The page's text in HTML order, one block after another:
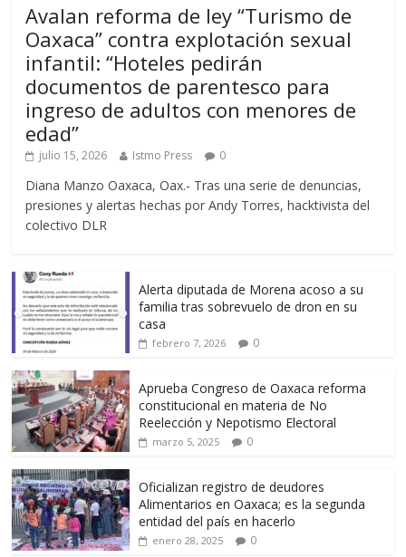
Avalan reforma de ley “Turismo de
Oaxaca” contra explotación sexual
infantil: “Hoteles pedirán
documentos de parentesco para
ingreso de adultos con menores de
edad”
julio 15, 2026 Istmo Press 0
Diana Manzo Oaxaca, Oax.- Tras una serie de denuncias,
presiones y alertas hechas por Andy Torres, hacktivista del
colectivo DLR
Alerta diputada de Morena acoso a su
familia tras sobrevuelo de dron en su
casa
febrero 7, 2026 0
Aprueba Congreso de Oaxaca reforma
constitucional en materia de No
Reelección y Nepotismo Electoral
marzo 5, 2025 0
Oficializan registro de deudores
Alimentarios en Oaxaca; es la segunda
entidad del país en hacerlo
enero 28, 2025 0